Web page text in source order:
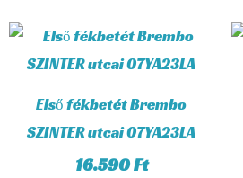
Első fékbetét Brembo
SZINTER utcai 07YA23LA
16.590Ft